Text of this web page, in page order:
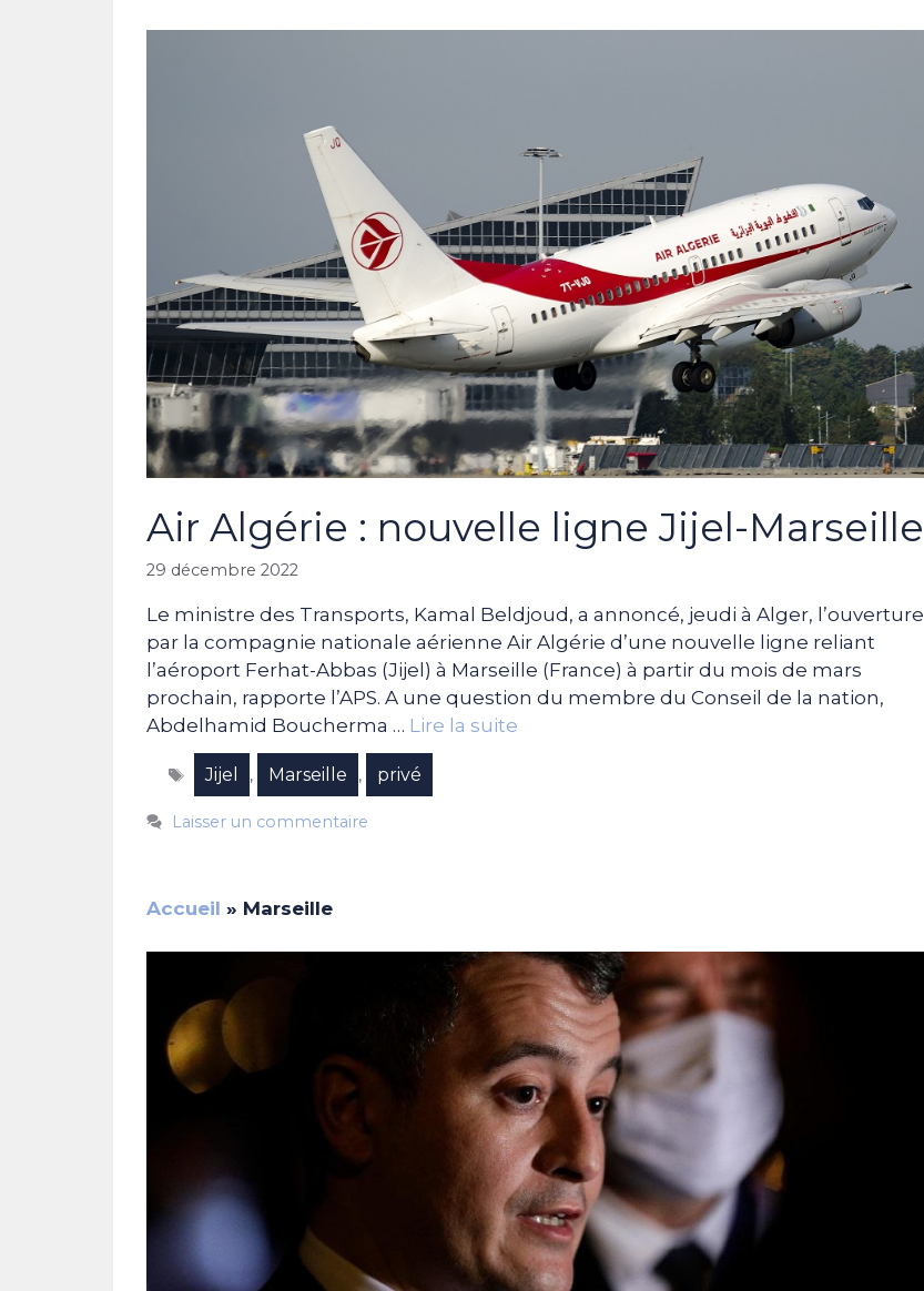
Air Algérie : nouvelle ligne Jijel-Marseille
29 décembre 2022
Le ministre des Transports, Kamal Beldjoud, a annoncé, jeudi à Alger, l’ouverture
par la compagnie nationale aérienne Air Algérie d’une nouvelle ligne reliant
l’aéroport Ferhat-Abbas (Jijel) à Marseille (France) à partir du mois de mars
prochain, rapporte l’APS. A une question du membre du Conseil de la nation,
Abdelhamid Boucherma … Lire la suite
Étiquettes
Jijel , Marseille , privé
Laisser un commentaire
Accueil » Marseille